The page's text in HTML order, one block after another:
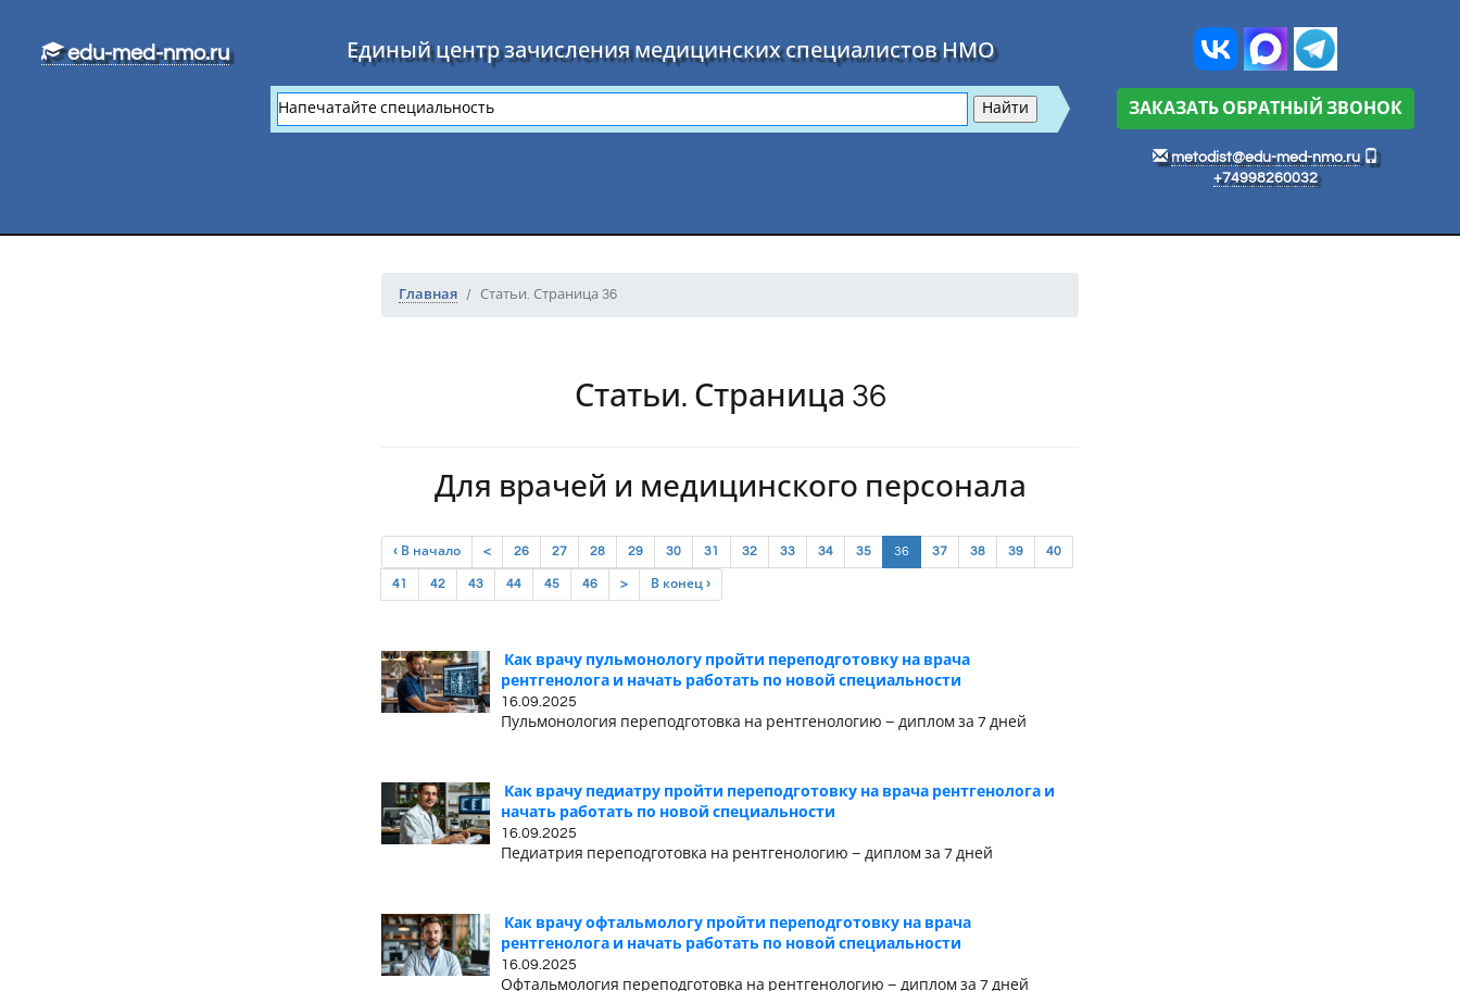
edu-med-nmo.ru Единый центр зачисления медицинских специалистов НМО
ЗАКАЗАТЬ ОБРАТНЫЙ ЗВОНОК
metodist@edu-med-nmo.ru
+74998260032
Главная Статьи. Страница 36
Статьи. Страница 36
Для врачей и медицинского персонала
‹ В начало < 26 27 28 29 30 31 32 33 34 35 36(current)
37 38 39 40
41 42 43 44 45 46 > В конец ›
Как врачу пульмонологу пройти переподготовку на врача
рентгенолога и начать работать по новой специальности
16.09.2025
Пульмонология переподготовка на рентгенологию – диплом за 7 дней
Как врачу педиатру пройти переподготовку на врача рентгенолога и
начать работать по новой специальности
16.09.2025
Педиатрия переподготовка на рентгенологию – диплом за 7 дней
Как врачу офтальмологу пройти переподготовку на врача
рентгенолога и начать работать по новой специальности
16.09.2025
Офтальмология переподготовка на рентгенологию – диплом за 7 дней